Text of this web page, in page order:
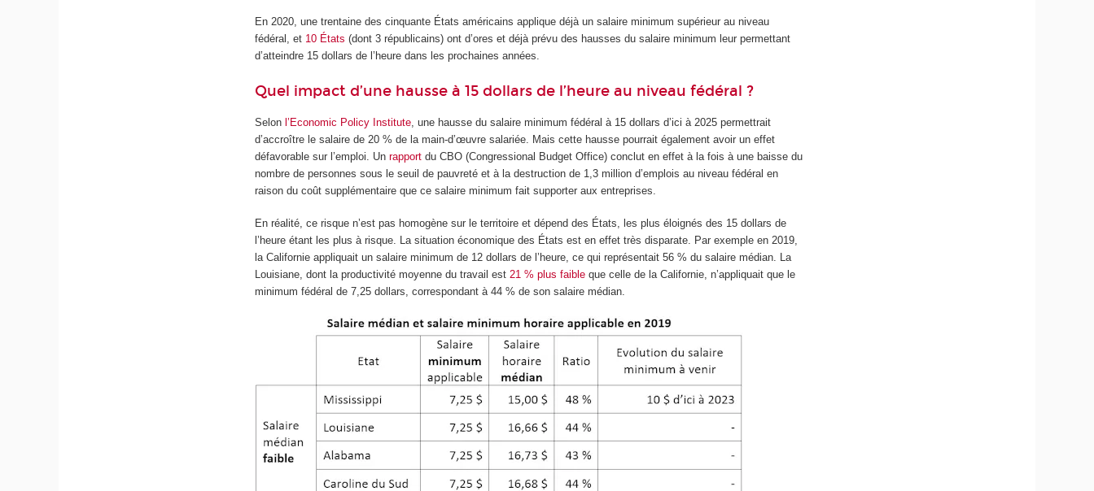
En 2020, une trentaine des cinquante États américains applique déjà un salaire minimum supérieur au niveau
fédéral, et 10 États (dont 3 républicains) ont d’ores et déjà prévu des hausses du salaire minimum leur permettant
d’atteindre 15 dollars de l’heure dans les prochaines années.
Quel impact d’une hausse à 15 dollars de l’heure au niveau fédéral ?
Selon l’Economic Policy Institute , une hausse du salaire minimum fédéral à 15 dollars d’ici à 2025 permettrait
d’accroître le salaire de 20 % de la main-d’œuvre salariée. Mais cette hausse pourrait également avoir un effet
défavorable sur l’emploi. Unrapport du CBO (Congressional Budget Office) conclut en effet à la fois à une baisse du
nombre de personnes sous le seuil de pauvreté et à la destruction de 1,3 million d’emplois au niveau fédéral en
raison du coût supplémentaire que ce salaire minimum fait supporter aux entreprises.
En réalité, ce risque n’est pas homogène sur le territoire et dépend des États, les plus éloignés des 15 dollars de
l’heure étant les plus à risque. La situation économique des États est en effet très disparate. Par exemple en 2019,
la Californie appliquait un salaire minimum de 12 dollars de l’heure, ce qui représentait 56 % du salaire médian. La
Louisiane, dont la productivité moyenne du travail est21 % plus faible que celle de la Californie, n’appliquait que le
minimum fédéral de 7,25 dollars, correspondant à 44 % de son salaire médian.